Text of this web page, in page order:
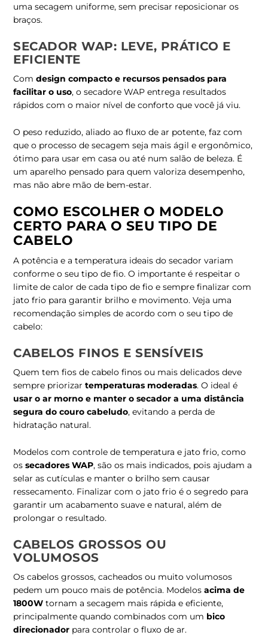
uma secagem uniforme, sem precisar reposicionar os
braços.
SECADOR WAP: LEVE, PRÁTICO E
EFICIENTE
Comdesign compacto e recursos pensados para
facilitar o uso, o secadore WAP entrega resultados
rápidos com o maior nível de conforto que você já viu.
O peso reduzido, aliado ao fluxo de ar potente, faz com
que o processo de secagem seja mais ágil e ergonômico,
ótimo para usar em casa ou até num salão de beleza. É
um aparelho pensado para quem valoriza desempenho,
mas não abre mão de bem-estar.
COMO ESCOLHER O MODELO
CERTO PARA O SEU TIPO DE
CABELO
A potência e a temperatura ideais do secador variam
conforme o seu tipo de fio. O importante é respeitar o
limite de calor de cada tipo de fio e sempre finalizar com
jato frio para garantir brilho e movimento. Veja uma
recomendação simples de acordo com o seu tipo de
cabelo:
CABELOS FINOS E SENSÍVEIS
Quem tem fios de cabelo finos ou mais delicados deve
sempre priorizartemperaturas moderadas. O ideal é
usar o ar morno e manter o secador a uma distância
segura do couro cabeludo, evitando a perda de
hidratação natural.
Modelos com controle de temperatura e jato frio, como
ossecadores WAP, são os mais indicados, pois ajudam a
selar as cutículas e manter o brilho sem causar
ressecamento. Finalizar com o jato frio é o segredo para
garantir um acabamento suave e natural, além de
prolongar o resultado.
CABELOS GROSSOS OU
VOLUMOSOS
Os cabelos grossos, cacheados ou muito volumosos
pedem um pouco mais de potência. Modelosacima de
1800W tornam a secagem mais rápida e eficiente,
principalmente quando combinados com um bico
direcionador para controlar o fluxo de ar.